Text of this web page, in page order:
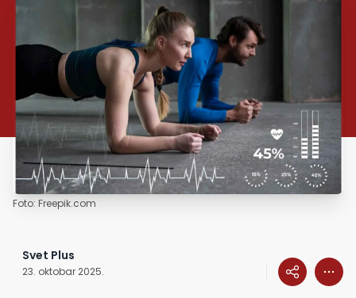
Foto: Freepik.com
Svet Plus
23. oktobar 2025.